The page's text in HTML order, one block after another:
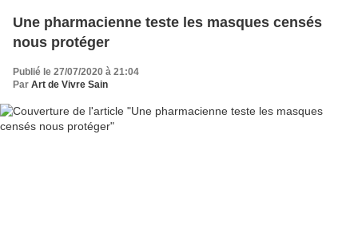
Une pharmacienne teste les masques censés
nous protéger
Publié le 27/07/2020 à 21:04
Par Art de Vivre Sain